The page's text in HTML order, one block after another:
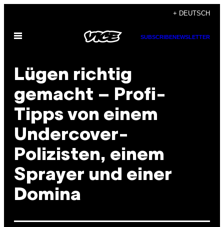
content
+ DEUTSCH
Open
SUBSCRIBENEWSLETTER
Lügen richtig
gemacht – Profi-
Tipps von einem
Undercover-
Polizisten, einem
Sprayer und einer
Domina